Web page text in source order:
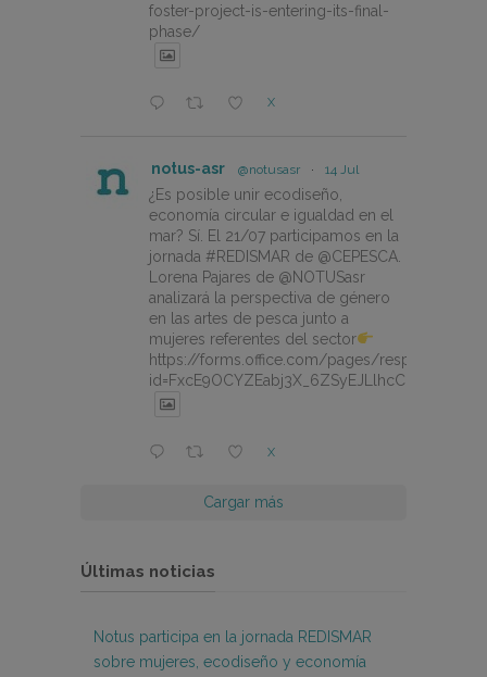
foster-project-is-entering-its-final-
phase/
X
notus-asr @notusasr · 14 Jul
¿Es posible unir ecodiseño,
economía circular e igualdad en el
mar? Sí. El 21/07 participamos en la
jornada #REDISMAR de @CEPESCA.
Lorena Pajares de @NOTUSasr
analizará la perspectiva de género
en las artes de pesca junto a
mujeres referentes del sector
https://forms.office.com/pages/
X
Cargar más
Últimas noticias
Notus participa en la jornada REDISMAR
sobre mujeres, ecodiseño y economía